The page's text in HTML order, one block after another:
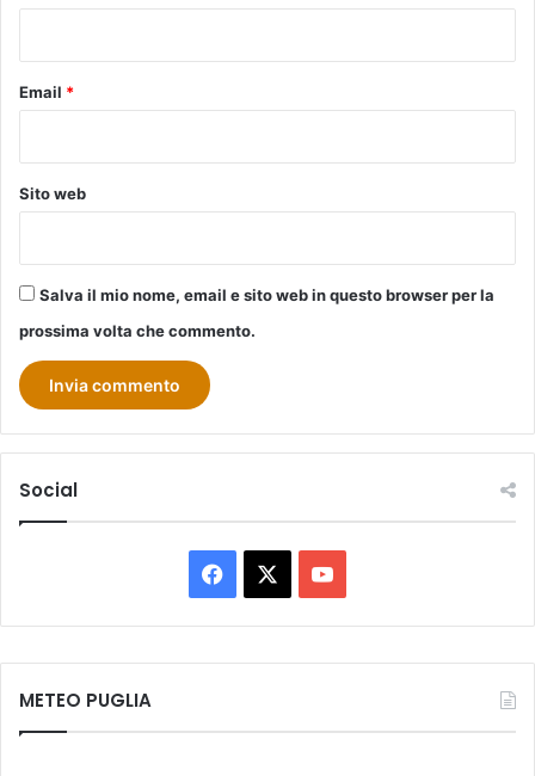
Email *
Sito web
Salva il mio nome, email e sito web in questo browser per la
prossima volta che commento.
Social
Facebook You
Tube
METEO PUGLIA